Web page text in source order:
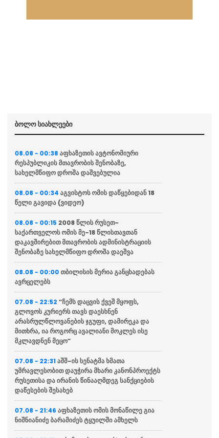
ბოლო სიახლეები
08.08 - 00:38 აფხაზეთის ავტონომიური
რესპუბლიკის მთავრობის შენობაზე,
სახელმწიფო დროშა დაშვებულია
08.08 - 00:34 აგვისტოს ომის დაწყებიდან 18
წელი გავიდა (ვიდეო)
08.08 - 00:15 2008 წლის რუსეთ-
საქართველოს ომის მე-18 წლისთავთან
დაკავშირებით მთავრობის ადმინისტრაციის
შენობაზე სახელმწიფო დროშა დაეშვა
08.08 - 00:00 თბილისის მერია განცხადებას
ავრცელებს
07.08 - 22:52 “ჩემს დაცვის ქვეშ მყოფს,
გლოვოს კურიერს თავს დაესხნენ
არასრულწლოვანების ჯგუფი, დამირეკა და
მითხრა, ია როგორც ავალიანი მოკლეს ისე
მკლავდნენ მეცო”
07.08 - 22:31 აშშ-ის სენატმა ხმათა
უმრავლესობით დაუჭირა მხარი კანონპროექტს
რუსეთისა და ირანის წინააღმდეგ სანქციების
დაწესების შესახებ
07.08 - 21:46 აფხაზეთის ომის მონაწილე გია
ნიშნიანიძე ბარამიძეს ტყუილში ამხელს